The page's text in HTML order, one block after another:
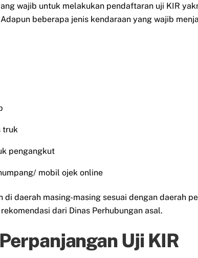
wajib untuk melakukan pendaftaran uji KIR
beberapa jenis kendaraan yang wajib
truk
pengangkut
mobil ojek online
di daerah masing-masing sesuai dengan daerah
dari Dinas Perhubungan asal.
Uji KIR